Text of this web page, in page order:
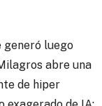
generó luego
abre una
de hiper